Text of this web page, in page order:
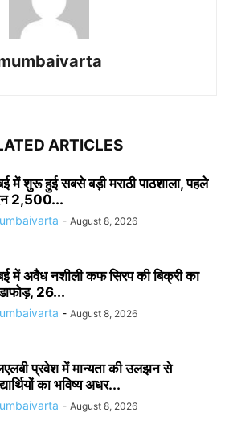
ARTICLES
में शुरू हुई सबसे बड़ी मराठी पाठशाला, पहले
2,500...
- August 8, 2026
में अवैध नशीली कफ सिरप की बिक्री का
26...
- August 8, 2026
प्रवेश में मान्यता की उलझन से
का भविष्य अधर...
- August 8, 2026